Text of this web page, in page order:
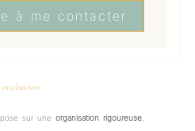
à me contacter
sur une organisation rigoureuse